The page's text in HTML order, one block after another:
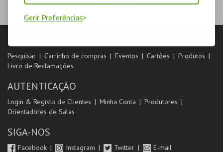
Gerir Preferências
Pesquisar Carrinho de compras Eventos Cartões
Produtos
Livro de Reclamações
AUTENTICAÇÃO
Login & Registo de Clientes Minha Conta
Produtores
Orientadores de Salas
SIGA-NOS
Facebook Instagram Twitter E-mail